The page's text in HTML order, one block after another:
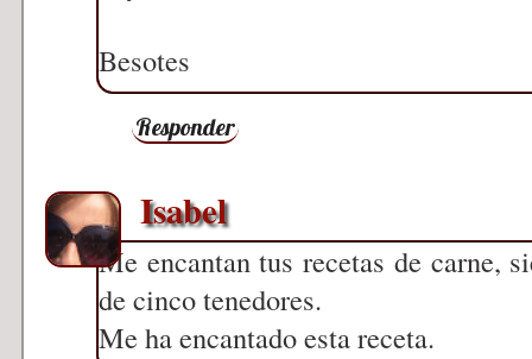
Besotes
Responder
Isabel
Me encantan tus recetas de carne,
de cinco tenedores.
Me ha encantado esta receta.